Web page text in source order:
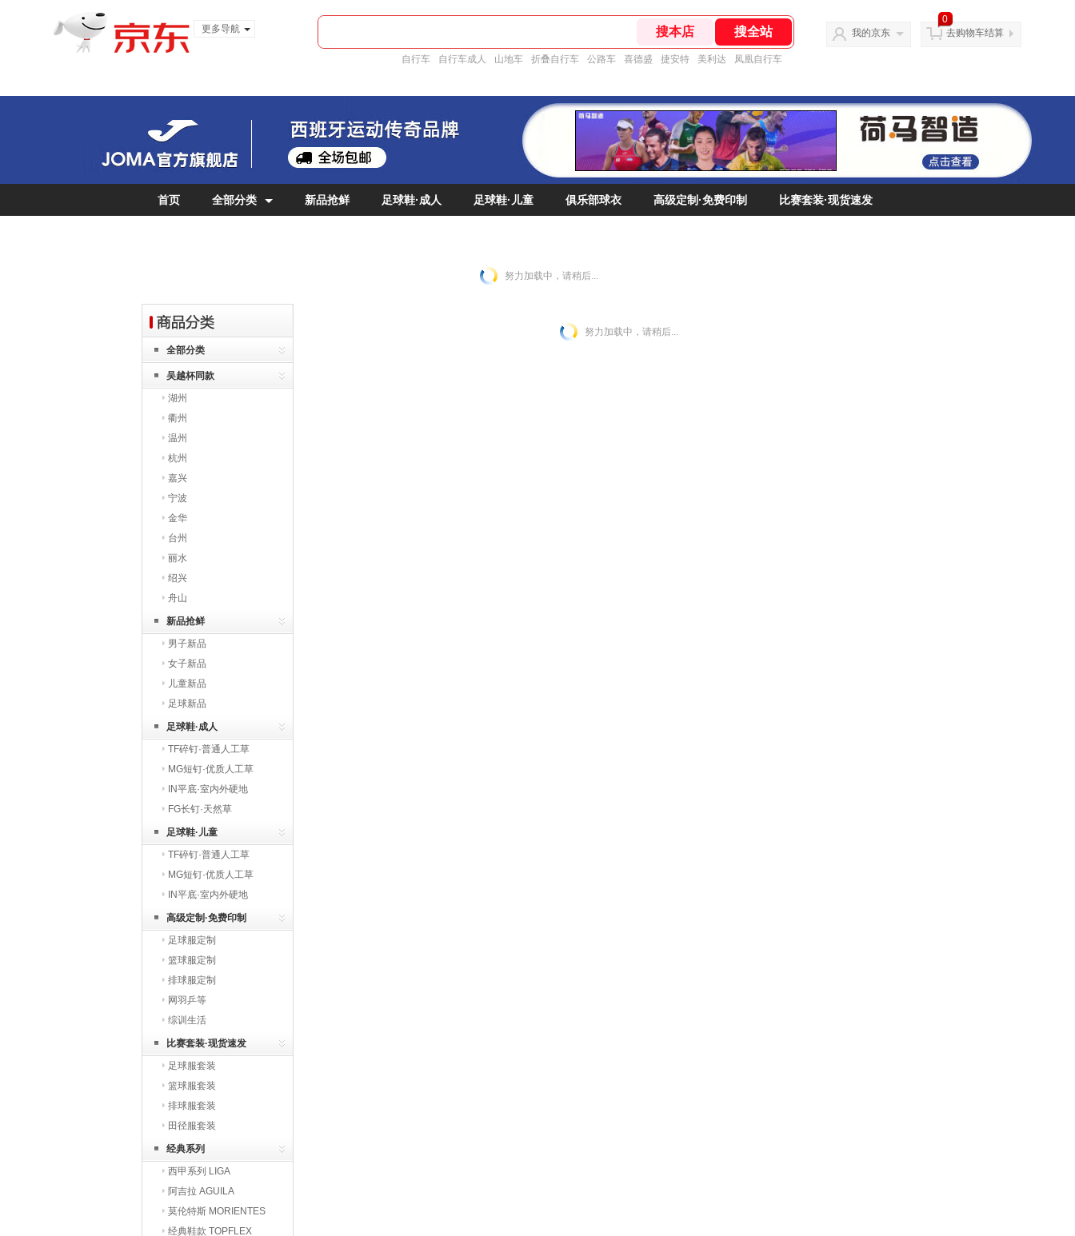
更多导航
自行车 自行车成人 山地车 折叠自行车 公路车 喜德盛 捷安特 美利达 凤凰自行车
我的京东
0
去购物车结算
首页 全部分类 新品抢鲜 足球鞋·成人 足球鞋·儿童 俱乐部球衣 高级定制·免费印制 比赛套装·现货速发
努力加载中，请稍后...
全部分类
吴越杯同款
湖州
衢州
温州
杭州
嘉兴
宁波
金华
台州
丽水
绍兴
舟山
新品抢鲜
男子新品
女子新品
儿童新品
足球新品
足球鞋·成人
TF碎钉·普通人工草
MG短钉·优质人工草
IN平底·室内外硬地
FG长钉·天然草
足球鞋·儿童
TF碎钉·普通人工草
MG短钉·优质人工草
IN平底·室内外硬地
高级定制·免费印制
足球服定制
篮球服定制
排球服定制
网羽乒等
综训生活
比赛套装·现货速发
足球服套装
篮球服套装
排球服套装
田径服套装
经典系列
西甲系列 LIGA
阿吉拉 AGUILA
莫伦特斯 MORIENTES
经典鞋款 TOPFLEX
努力加载中，请稍后...